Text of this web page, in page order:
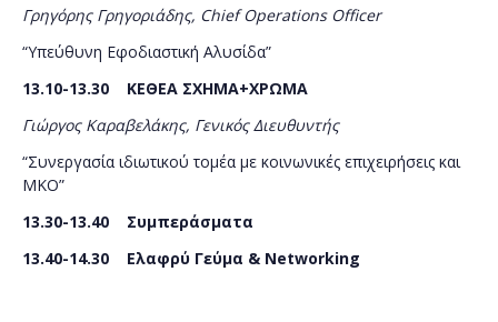
Γρηγόρης Γρηγοριάδης, Chief Operations Officer
“Υπεύθυνη Εφοδιαστική Αλυσίδα”
13.10-13.30 ΚΕΘΕΑ ΣΧΗΜΑ+ΧΡΩΜΑ
Γιώργος Καραβελάκης, Γενικός Διευθυντής
“Συνεργασία ιδιωτικού τομέα με κοινωνικές επιχειρήσεις και
ΜΚΟ”
13.30-13.40
Συμπεράσματα
13.40-14.30
Ελαφρύ Γεύμα & Networking